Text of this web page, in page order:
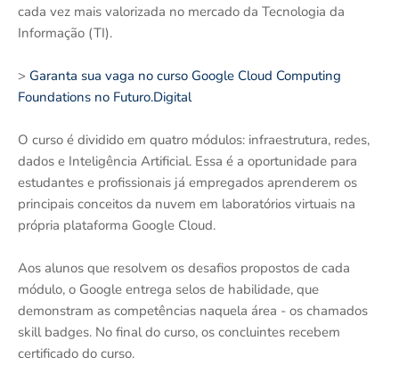
cada vez mais valorizada no mercado da Tecnologia da
Informação (TI).
> Garanta sua vaga no curso Google Cloud Computing
Foundations no Futuro.Digital
O curso é dividido em quatro módulos: infraestrutura, redes,
dados e Inteligência Artificial. Essa é a oportunidade para
estudantes e profissionais já empregados aprenderem os
principais conceitos da nuvem em laboratórios virtuais na
própria plataforma Google Cloud.
Aos alunos que resolvem os desafios propostos de cada
módulo, o Google entrega selos de habilidade, que
demonstram as competências naquela área - os chamados
skill badges. No final do curso, os concluintes recebem
certificado do curso.